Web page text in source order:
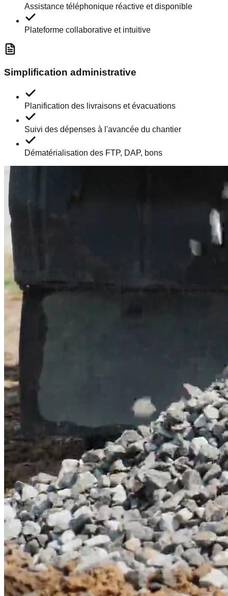
Assistance téléphonique réactive et disponible
Plateforme collaborative et intuitive
Simplification administrative
Planification des livraisons et évacuations
Suivi des dépenses à l'avancée du chantier
Dématérialisation des FTP, DAP, bons